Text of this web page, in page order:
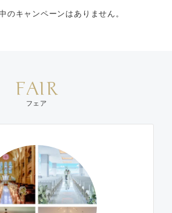
のキャンペーンはありません。
FAIR
フェア